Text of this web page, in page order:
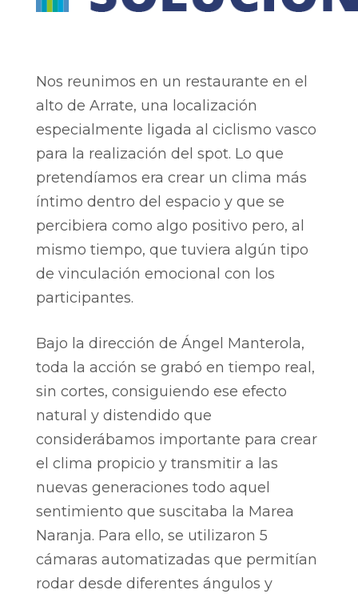
Nos reunimos en un restaurante en el
alto de Arrate, una localización
especialmente ligada al ciclismo vasco
para la realización del spot. Lo que
pretendíamos era crear un clima más
íntimo dentro del espacio y que se
percibiera como algo positivo pero, al
mismo tiempo, que tuviera algún tipo
de vinculación emocional con los
participantes.
Bajo la dirección de Ángel Manterola,
toda la acción se grabó en tiempo real,
sin cortes, consiguiendo ese efecto
natural y distendido que
considerábamos importante para crear
el clima propicio y transmitir a las
nuevas generaciones todo aquel
sentimiento que suscitaba la Marea
Naranja. Para ello, se utilizaron 5
cámaras automatizadas que permitían
rodar desde diferentes ángulos y